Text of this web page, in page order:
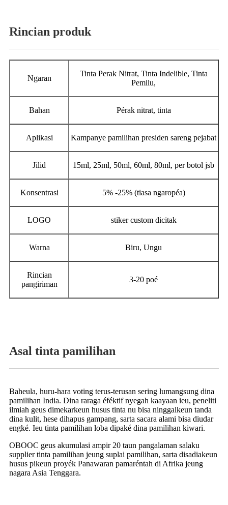
Rincian produk
Ngaran
Tinta Perak Nitrat, Tinta Indelible, Tinta
Pemilu,
Bahan Pérak nitrat, tinta
Aplikasi Kampanye pamilihan presiden sareng pejabat
Jilid 15ml, 25ml, 50ml, 60ml, 80ml, per botol jsb
Konsentrasi 5% -25% (tiasa ngaropéa)
LOGO stiker custom dicitak
Warna Biru, Ungu
Rincian
pangiriman
3-20 poé
Asal tinta pamilihan
Baheula, huru-hara voting terus-terusan sering lumangsung dina
pamilihan India. Dina raraga éféktif nyegah kaayaan ieu, peneliti
ilmiah geus dimekarkeun husus tinta nu bisa ninggalkeun tanda
dina kulit, hese dihapus gampang, sarta sacara alami bisa diudar
engké. Ieu tinta pamilihan loba dipaké dina pamilihan kiwari.
OBOOC geus akumulasi ampir 20 taun pangalaman salaku
supplier tinta pamilihan jeung suplai pamilihan, sarta disadiakeun
husus pikeun proyék Panawaran pamaréntah di Afrika jeung
nagara Asia Tenggara.